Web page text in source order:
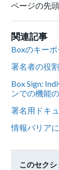
ページの先
関連記事
Boxのキー
署名者の役割
Box Sign:
ンでの機能
署名用ドキ
情報バリア
このセク